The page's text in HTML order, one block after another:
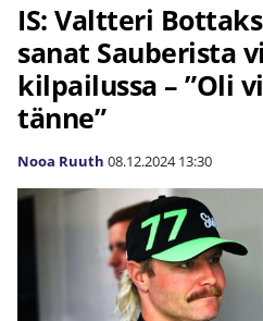
IS: Valtteri
sanat Sauberista
kilpailussa – ”Oli
tänne”
Nooa Ruuth 08.12.2024 13:30